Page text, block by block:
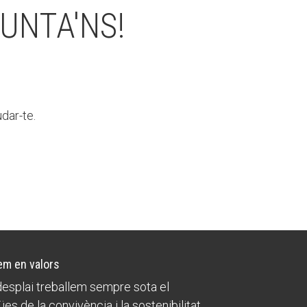
te.
en valors
treballem sempre sota el